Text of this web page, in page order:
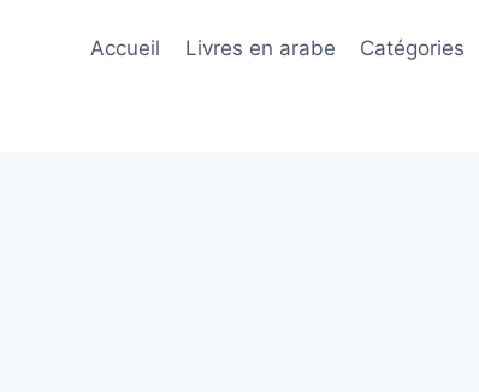
Accueil Livres en arabe Catégories